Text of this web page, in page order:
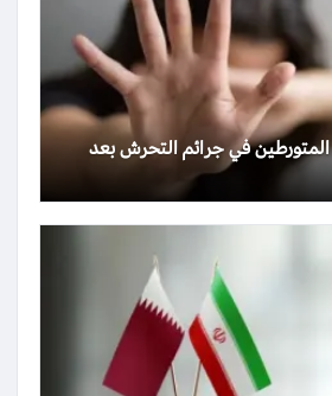
في جرائم التحرش بعد